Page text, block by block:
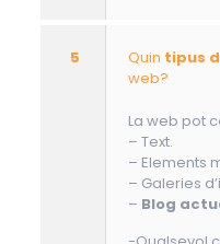
5 Quin tipus
web?
La web pot
– Text.
– Elements
– Galeries
– Blog